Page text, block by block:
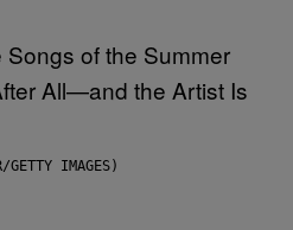
GETTY IMAGES)